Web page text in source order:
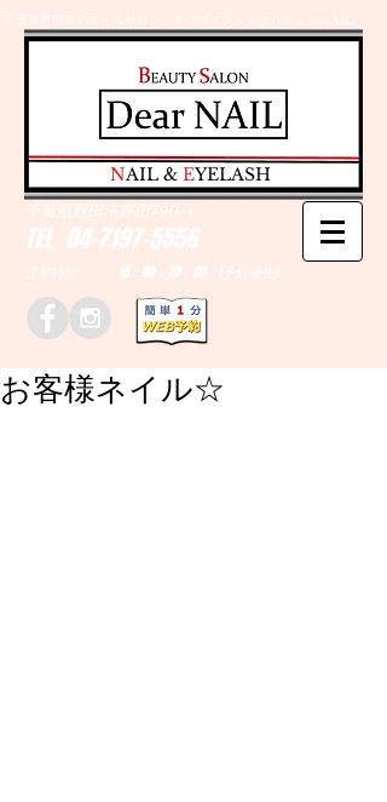
千葉県野田市のネイルサロン、まつげエクステはＤｅａｒＮAILへ
TEL 04-7197-5556
営業時間 10：00～20：00 (予約優先)
千葉県野田市野田790-1
​NAIL & EYELASH
お客様ネイル☆